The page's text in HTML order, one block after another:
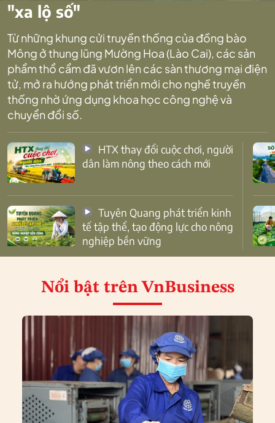
"xa lộ số"
Từ những khung cửi truyền thống của đồng bào
Mông ở thung lũng Mường Hoa (Lào Cai), các sản
phẩm thổ cẩm đã vươn lên các sàn thương mại điện
tử, mở ra hướng phát triển mới cho nghề truyền
thống nhờ ứng dụng khoa học công nghệ và
chuyển đổi số.
dân làm nông theo cách mới
tế tập thể, tạo động lực cho nông
nghiệp bền vững
Nổi bật trên VnBusiness